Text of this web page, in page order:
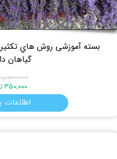
بسته آموزشی روش هاي
گیاهان
۵۰۰,۰۰۰ تومان
۳۵۰,۰۰۰ تومان
اطلاعات